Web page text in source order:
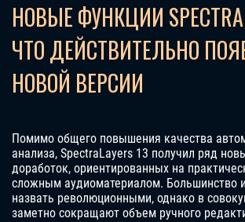
НОВЫЕ ФУНКЦИИ
ЧТО ДЕЙСТВИТЕЛЬНО
НОВОЙ ВЕРСИИ
Помимо общего повышения качества
анализа, SpectraLayers 13 получил ряд
доработок, ориентированных на
сложным аудиоматериалом. Большинство
назвать революционными, однако в
заметно сокращают объем ручного